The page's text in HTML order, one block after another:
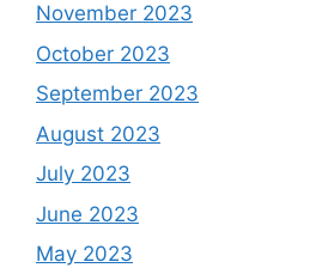
November 2023
October 2023
September 2023
August 2023
July 2023
June 2023
May 2023